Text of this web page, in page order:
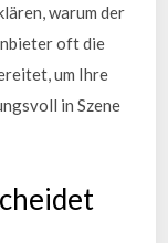
warum der
oft die
um Ihre
in Szene